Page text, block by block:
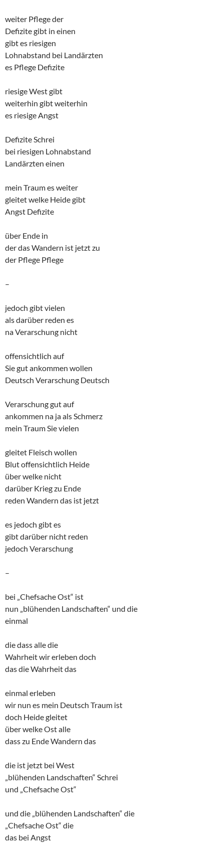
weiter Pflege der
Defizite gibt in einen
gibt es riesigen
Lohnabstand bei Landärzten
es Pflege Defizite
riesige West gibt
weiterhin gibt weiterhin
es riesige Angst
Defizite Schrei
bei riesigen Lohnabstand
Landärzten einen
mein Traum es weiter
gleitet welke Heide gibt
Angst Defizite
über Ende in
der das Wandern ist jetzt zu
der Pflege Pflege
–
jedoch gibt vielen
als darüber reden es
na Verarschung nicht
offensichtlich auf
Sie gut ankommen wollen
Deutsch Verarschung Deutsch
Verarschung gut auf
ankommen na ja als Schmerz
mein Traum Sie vielen
gleitet Fleisch wollen
Blut offensichtlich Heide
über welke nicht
darüber Krieg zu Ende
reden Wandern das ist jetzt
es jedoch gibt es
gibt darüber nicht reden
jedoch Verarschung
–
bei „Chefsache Ost“ ist
nun „blühenden Landschaften“ und die
einmal
die dass alle die
Wahrheit wir erleben doch
das die Wahrheit das
einmal erleben
wir nun es mein Deutsch Traum ist
doch Heide gleitet
über welke Ost alle
dass zu Ende Wandern das
die ist jetzt bei West
„blühenden Landschaften“ Schrei
und „Chefsache Ost“
und die „blühenden Landschaften“ die
„Chefsache Ost“ die
das bei Angst